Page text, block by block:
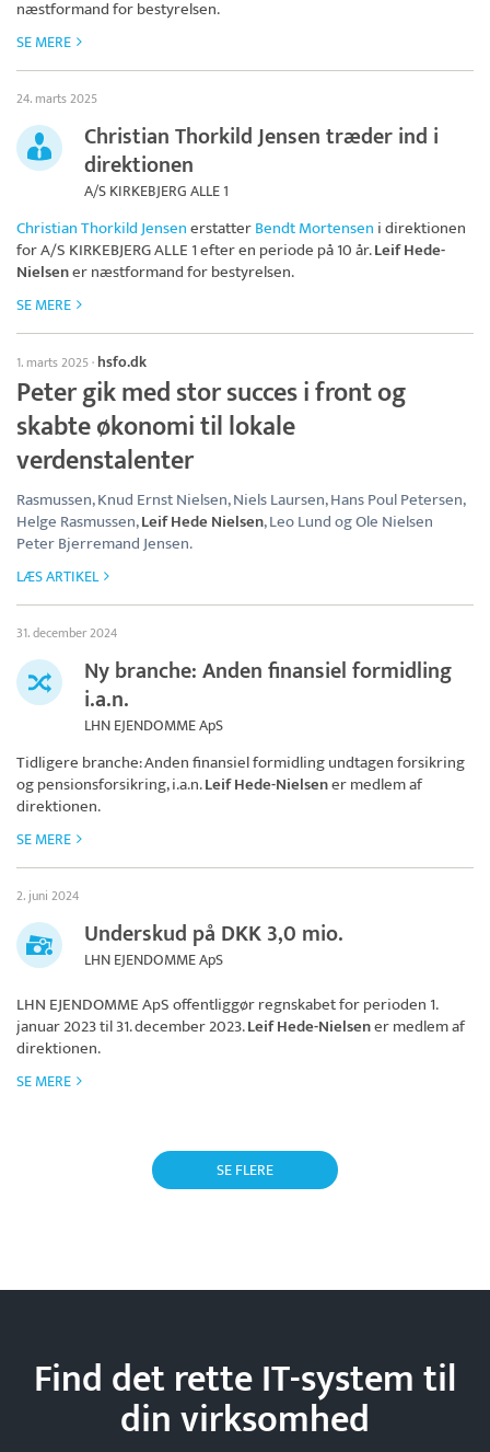
næstformand for bestyrelsen.
SE MERE
24. marts 2025
Christian Thorkild Jensen træder ind i
direktionen
A/S KIRKEBJERG ALLE 1
Christian Thorkild JensenerstatterBendt Mortensen i direktionen
forA/S KIRKEBJERG ALLE 1efter en periode på 10 år.Leif Hede-
Nielsener næstformand for bestyrelsen.
SE MERE
1. marts 2025· hsfo.dk
Peter gik med stor succes i front og
skabte økonomi til lokale
verdenstalenter
Rasmussen, Knud Ernst Nielsen, Niels Laursen, Hans Poul Petersen,
Helge Rasmussen,Leif Hede Nielsen, Leo Lund og Ole Nielsen
Peter Bjerremand Jensen.
LÆS ARTIKEL
31. december 2024
Ny branche: Anden finansiel formidling
i.a.n.
LHN EJENDOMME ApS
Tidligere branche: Anden finansiel formidling undtagen forsikring
og pensionsforsikring, i.a.n.Leif Hede-Nielsener medlem af
direktionen.
SE MERE
2. juni 2024
Underskud på DKK 3,0 mio.
LHN EJENDOMME ApS
LHN EJENDOMME ApSoffentliggør regnskabet for perioden 1.
januar 2023 til 31. december 2023.Leif Hede-Nielsener medlem af
direktionen.
SE MERE
SE FLERE
Find det rette IT-system til
dinvirksomhed